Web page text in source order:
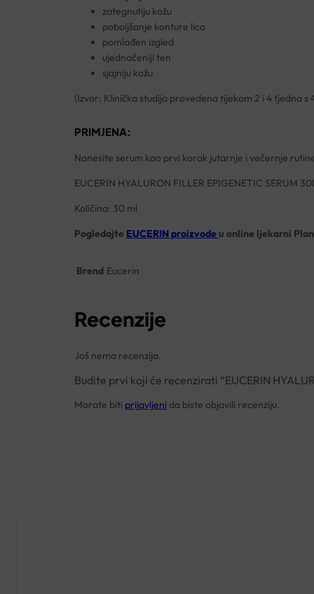
zategnutiju kožu
poboljšanje konture lica
pomlađen izgled
ujednačeniji ten
sjajniju kožu
(Izvor: Klinička studija provedena tijekom 2 i 4 tjedna
PRIMJENA:
Nanesite serum kao prvi korak jutarnje i večernje
EUCERIN HYALURON FILLER EPIGENETIC SERUM
Količina: 30 ml
Pogledajte EUCERIN proizvode u online ljekarni
Brend Eucerin
Recenzije
Još nema recenzija.
Budite prvi koji će recenzirati “EUCERIN
Morate biti prijavljeni da biste objavili recenziju.